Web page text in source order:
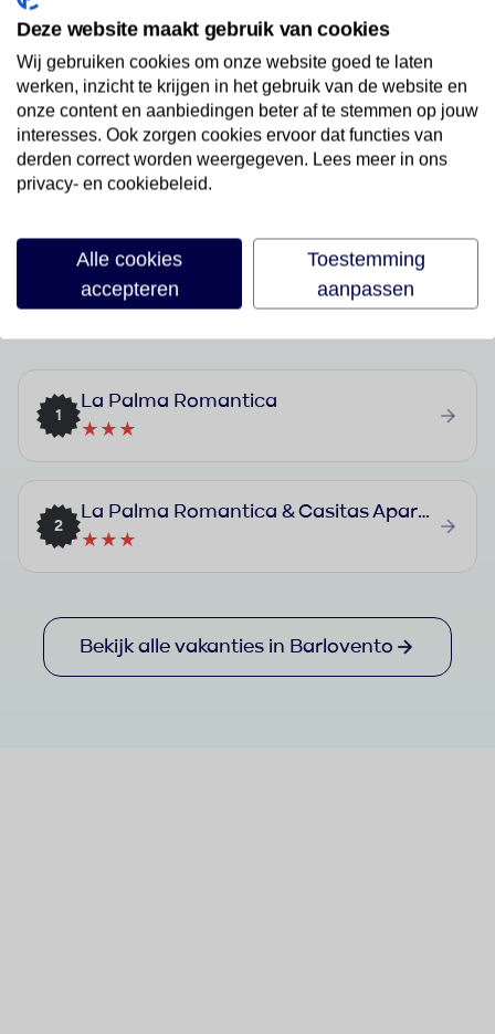
Last Minutes
Bekijk aanbod
Best geboekte vakanties in
Barlovento
1
La Palma Romantica
★★★
2
La Palma Romantica & Casitas Apartments
★★★
Bekijk alle vakanties in Barlovento
Deze website maakt gebruik van cookies
Wij gebruiken cookies om onze website goed te laten
werken, inzicht te krijgen in het gebruik van de website en
onze content en aanbiedingen beter af te stemmen op jouw
interesses. Ook zorgen cookies ervoor dat functies van
derden correct worden weergegeven. Lees meer in ons
privacy- en cookiebeleid.
Alle cookies
accepteren
Toestemming
aanpassen